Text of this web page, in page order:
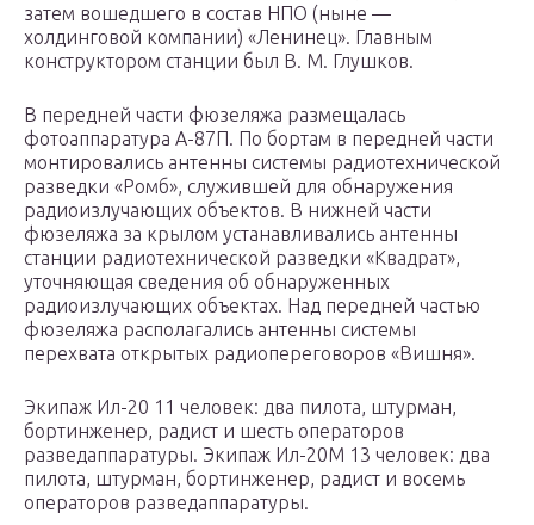
затем вошедшего в состав НПО (ныне —
холдинговой компании) «Ленинец». Главным
конструктором станции был В. М. Глушков.
В передней части фюзеляжа размещалась
фотоаппаратура А-87П. По бортам в передней части
монтировались антенны системы радиотехнической
разведки «Ромб», служившей для обнаружения
радиоизлучающих объектов. В нижней части
фюзеляжа за крылом устанавливались антенны
станции радиотехнической разведки «Квадрат»,
уточняющая сведения об обнаруженных
радиоизлучающих объектах. Над передней частью
фюзеляжа располагались антенны системы
перехвата открытых радиопереговоров «Вишня».
Экипаж Ил-20 11 человек: два пилота, штурман,
бортинженер, радист и шесть операторов
разведаппаратуры. Экипаж Ил-20М 13 человек: два
пилота, штурман, бортинженер, радист и восемь
операторов разведаппаратуры.